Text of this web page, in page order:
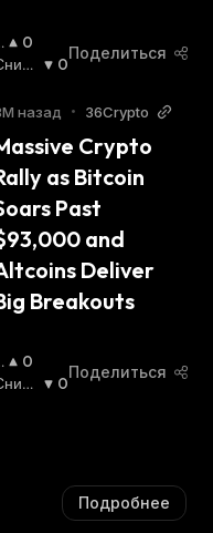
0
:
0
Поделиться
назад • 36Crypto
Crypto
as Bitcoin
Past
and
Deliver
Breakouts
0
0
Поделиться
Подробнее